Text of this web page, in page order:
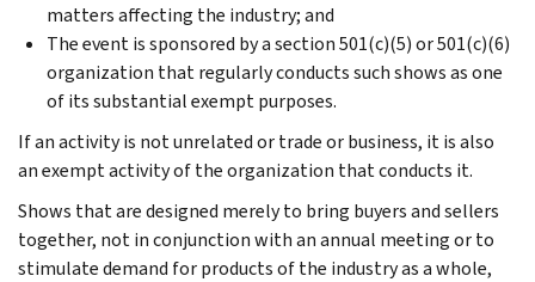
matters affecting the industry; and
The event is sponsored by a section 501(c)(5) or 501(c)(6)
organization that regularly conducts such shows as one
of its substantial exempt purposes.
If an activity is not unrelated or trade or business, it is also
an exempt activity of the organization that conducts it.
Shows that are designed merely to bring buyers and sellers
together, not in conjunction with an annual meeting or to
stimulate demand for products of the industry as a whole,